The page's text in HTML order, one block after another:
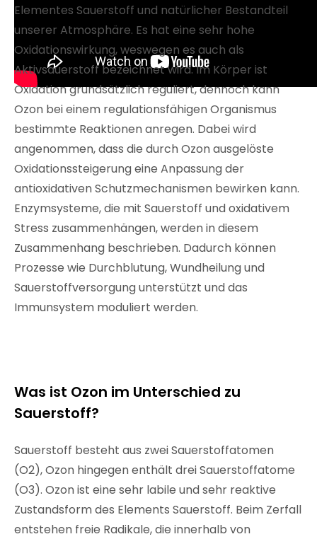
Elementes Sauerstoff und natürlicher Bestandteil
unserer Atmosphäre. Es hat eine sehr hohe
Oxidationswirkung, weswegen es auch als
Aktivsauerstoff bezeichnet wird. Im Körper ist
Oxidation grundsätzlich reguliert, dennoch kann
Ozon bei einem regulationsfähigen Organismus
bestimmte Reaktionen anregen. Dabei wird
angenommen, dass die durch Ozon ausgelöste
Oxidationssteigerung eine Anpassung der
antioxidativen Schutzmechanismen bewirken kann.
Enzymsysteme, die mit Sauerstoff und oxidativem
Stress zusammenhängen, werden in diesem
Zusammenhang beschrieben. Dadurch können
Prozesse wie Durchblutung, Wundheilung und
Sauerstoffversorgung unterstützt und das
Immunsystem moduliert werden.
Was ist Ozon im Unterschied zu
Sauerstoff?
Sauerstoff besteht aus zwei Sauerstoffatomen
(O2), Ozon hingegen enthält drei Sauerstoffatome
(O3). Ozon ist eine sehr labile und sehr reaktive
Zustandsform des Elements Sauerstoff. Beim Zerfall
entstehen freie Radikale, die innerhalb von